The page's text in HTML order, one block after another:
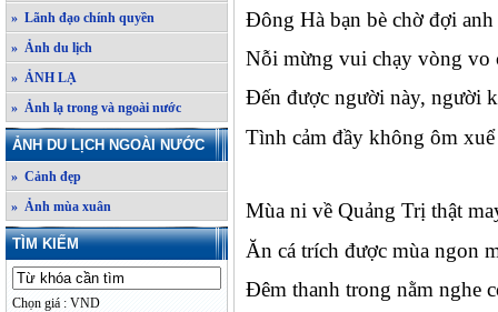
» Lãnh đạo chính quyền
» Ảnh du lịch
» ẢNH LẠ
» Ảnh lạ trong và ngoài nước
ẢNH DU LỊCH NGOÀI NƯỚC
» Cảnh đẹp
» Ảnh mùa xuân
TÌM KIẾM
Chọn giá : VND
Đông Hà bạn bè chờ đợi anh
Nỗi mừng vui chạy vòng vo
Đến được người này, người
Tình cảm đầy không ôm
Mùa ni về Quảng Trị thật
Ăn cá trích được mùa ngon
Đêm thanh trong nằm nghe